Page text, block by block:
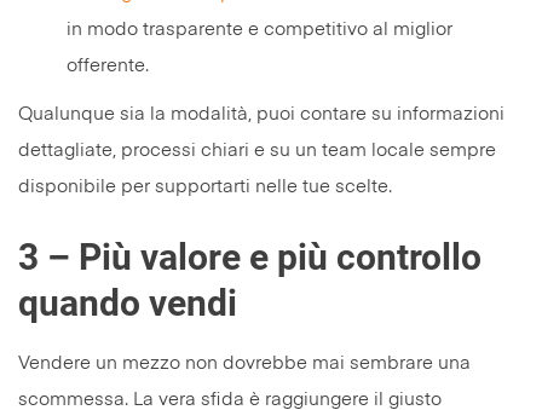
in modo trasparente e competitivo al miglior
offerente.
Qualunque sia la modalità, puoi contare su informazioni
dettagliate, processi chiari e su un team locale sempre
disponibile per supportarti nelle tue scelte.
3 – Più valore e più controllo
quando vendi
Vendere un mezzo non dovrebbe mai sembrare una
scommessa. La vera sfida è raggiungere il giusto